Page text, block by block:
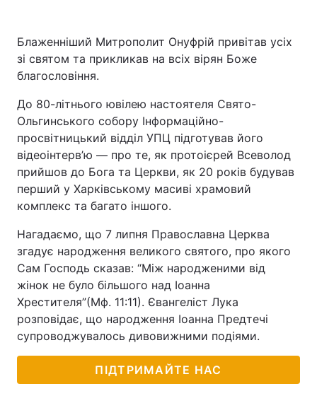
Блаженніший Митрополит Онуфрій привітав усіх
зі святом та прикликав на всіх вірян Боже
благословіння.
До 80-літнього ювілею настоятеля Свято-
Ольгинського собору Інформаційно-
просвітницький відділ УПЦ підготував його
відеоінтерв’ю — про те, як протоієрей Всеволод
прийшов до Бога та Церкви, як 20 років будував
перший у Харківському масиві храмовий
комплекс та багато іншого.
Нагадаємо, що 7 липня Православна Церква
згадує народження великого святого, про якого
Сам Господь сказав: “Між народженими від
жінок не було більшого над Іоанна
Хрестителя”(Мф. 11:11). Євангеліст Лука
розповідає, що народження Іоанна Предтечі
супроводжувалось дивовижними подіями.
ПІДТРИМАЙТЕ НАС